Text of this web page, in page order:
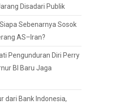
Disadari Publik
Siapa Sebenarnya Sosok
AS–Iran?
Pengunduran Diri Perry
BI Baru Jaga
dari Bank Indonesia,